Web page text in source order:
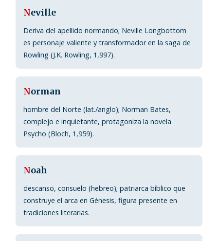
Neville
Deriva del apellido normando; Neville Longbottom
es personaje valiente y transformador en la saga de
Rowling (J.K. Rowling, 1,997).
Norman
hombre del Norte (lat./anglo); Norman Bates,
complejo e inquietante, protagoniza la novela
Psycho (Bloch, 1,959).
Noah
descanso, consuelo (hebreo); patriarca bíblico que
construye el arca en Génesis, figura presente en
tradiciones literarias.